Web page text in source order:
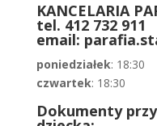
KANCELARIA
tel. 412 732 911
email:
poniedziałek: 18:30
czwartek: 18:30
Dokumenty